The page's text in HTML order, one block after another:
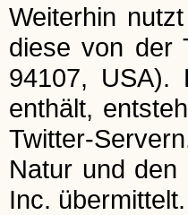
Weiterhin
diese von der
94107, USA).
enthält,
Twitter-
Natur und
Inc. übermittelt.